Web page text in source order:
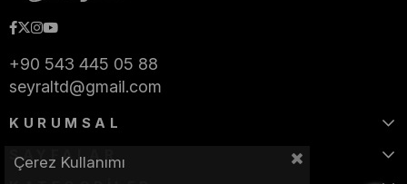
+90 543 445 05 88
seyraltd@gmail.com
KURUMSAL
SAYFALAR
Çerez Kullanımı